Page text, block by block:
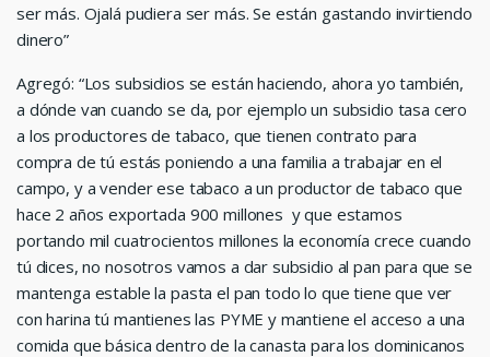
ser más. Ojalá pudiera ser más. Se están gastando invirtiendo
dinero”
Agregó: “Los subsidios se están haciendo, ahora yo también,
a dónde van cuando se da, por ejemplo un subsidio tasa cero
a los productores de tabaco, que tienen contrato para
compra de tú estás poniendo a una familia a trabajar en el
campo, y a vender ese tabaco a un productor de tabaco que
hace 2 años exportada 900 millones y que estamos
portando mil cuatrocientos millones la economía crece cuando
tú dices, no nosotros vamos a dar subsidio al pan para que se
mantenga estable la pasta el pan todo lo que tiene que ver
con harina tú mantienes las PYME y mantiene el acceso a una
comida que básica dentro de la canasta para los dominicanos